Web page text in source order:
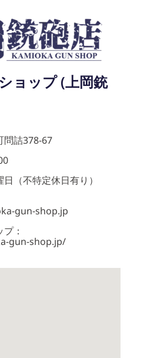
ョップ (上岡銃
問詰378-67
（不特定休日有り）
gun-shop.jp
：
gun-shop.jp/